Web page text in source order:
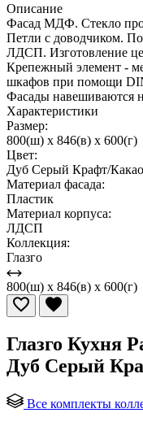
Описание
Фасад МДФ. Стекло
Петли с доводчиком.
ЛДСП. Изготовление
Крепежный элемент -
шкафов при помощи
Фасады навешиваются
Характеристики
Размер:
800(ш) x 846(в) x 600(г)
Цвет:
Дуб Серый Крафт/Какао
Материал фасада:
Пластик
Материал корпуса:
ЛДСП
Коллекция:
Глазго
800(ш) x 846(в) x 600(г)
Глазго Кухня
Дуб Серый
Все комплекты